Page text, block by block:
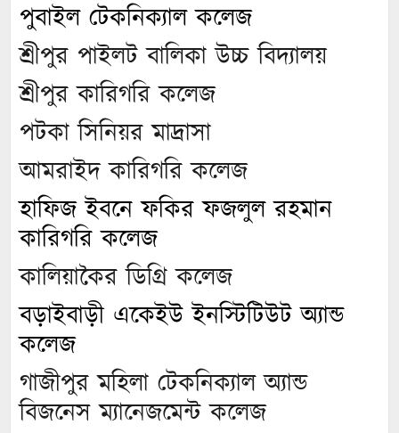
পুবাইল টেকনিক্যাল কলেজ
শ্রীপুর পাইলট বালিকা উচ্চ বিদ্যালয়
শ্রীপুর কারিগরি কলেজ
পটকা সিনিয়র মাদ্রাসা
আমরাইদ কারিগরি কলেজ
হাফিজ ইবনে ফকির ফজলুল রহমান
কারিগরি কলেজ
কালিয়াকৈর ডিগ্রি কলেজ
বড়াইবাড়ী একেইউ ইনস্টিটিউট অ্যান্ড
কলেজ
গাজীপুর মহিলা টেকনিক্যাল অ্যান্ড
বিজনেস ম্যানেজমেন্ট কলেজ